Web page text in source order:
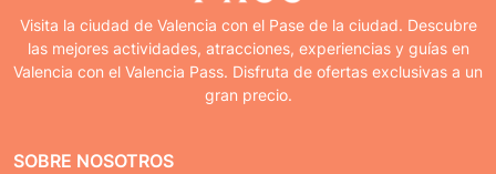
Visita la ciudad de Valencia con el Pase de la ciudad. Descubre
las mejores actividades, atracciones, experiencias y guías en
Valencia con el Valencia Pass. Disfruta de ofertas exclusivas a un
gran precio.
SOBRE NOSOTROS